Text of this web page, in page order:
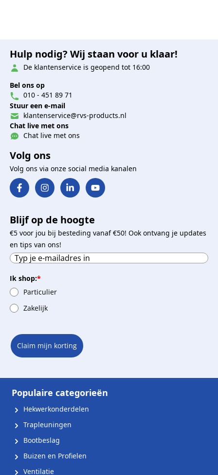
Hulp nodig? Wij staan voor u klaar!
De klantenservice is geopend tot 16:00
Bel ons op
010 - 451 89 71
Stuur een e-mail
klantenservice@rvs-products.nl
Chat live met ons
Chat live met ons
Volg ons
Volg ons via onze social media kanalen
Blijf op de hoogte
€5 voor jou bij besteding vanaf €50! Ook ontvang je updates
en tips van ons!
Ik shop:*
Particulier
Zakelijk
Claim mijn korting
Populaire categorieën
Hekwerkonderdelen
Trapleuningen
Bootbeslag
Buizen en Profielen
Ventilatie